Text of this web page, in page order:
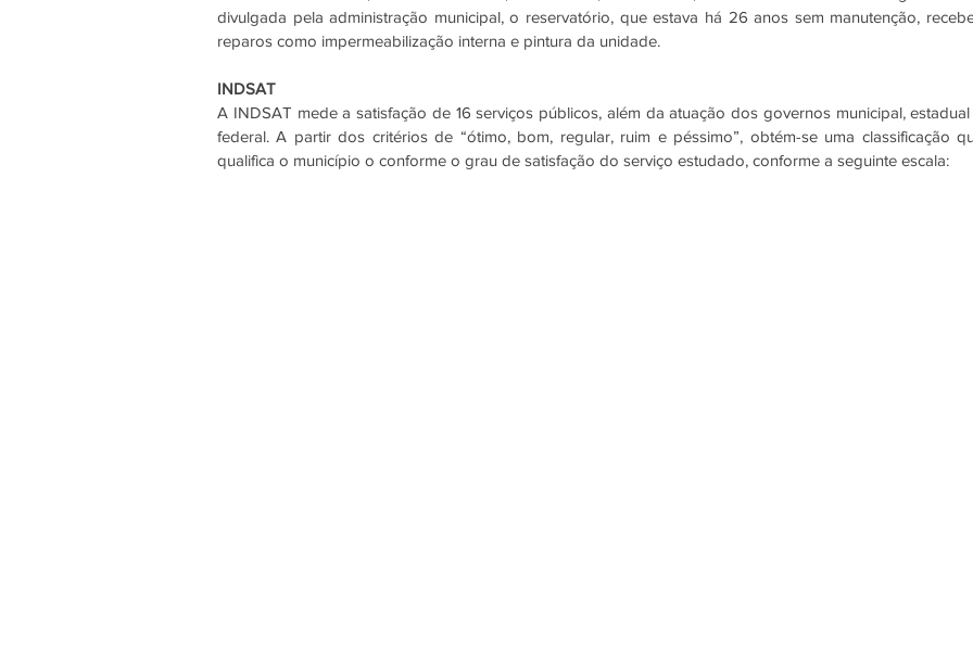
divulgada pela administração municipal, o reservatório, que estava há 26 anos sem manutenção,
reparos como impermeabilização interna e pintura da unidade.
INDSAT
A INDSAT mede a satisfação de 16 serviços públicos, além da atuação dos governos municipal,
federal. A partir dos critérios de “ótimo, bom, regular, ruim e péssimo”, obtém-se uma classificação
qualifica o município o conforme o grau de satisfação do serviço estudado, conforme a seguinte escala: